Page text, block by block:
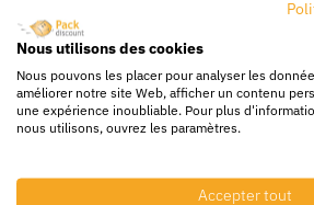
La sécurité de son contenu est
double système de fermeture.
boîte se pare d’une bande
renfort en guise de sécurité
Nous utilisons des cookies
Nous pouvons les placer pour analyser les
améliorer notre site Web, afficher un contenu
une expérience inoubliable. Pour plus
nous utilisons, ouvrez les paramètres.
Accepter tout